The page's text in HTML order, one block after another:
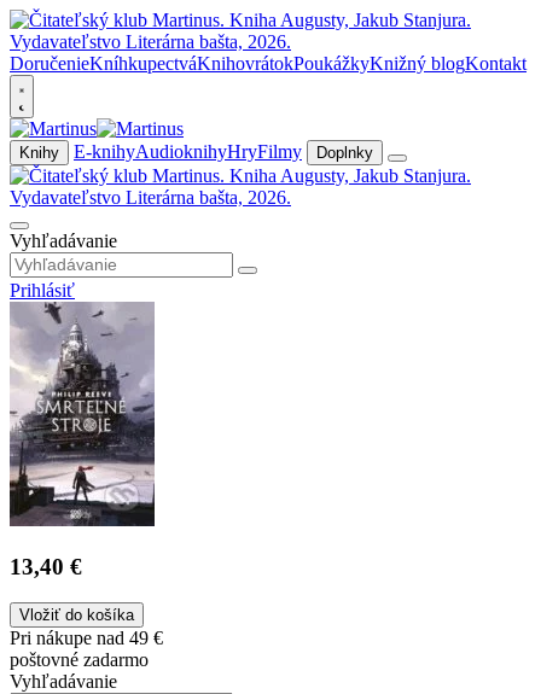
DoručenieKníhkupectváKnihovrátokPoukážkyKnižný blogKontakt
Knihy E-knihyAudioknihyHryFilmy Doplnky
Vyhľadávanie
Prihlásiť
13,40 €
Vložiť do košíka
Pri nákupe nad 49 €
poštovné zadarmo
Vyhľadávanie